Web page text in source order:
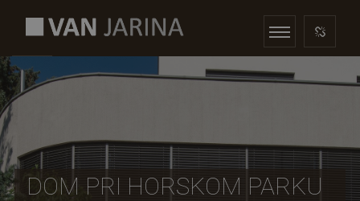
DOM PRI HORSKOM PARKU